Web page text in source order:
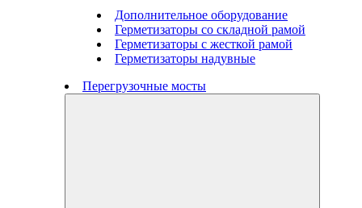
Дополнительное оборудование
Герметизаторы со складной рамой
Герметизаторы с жесткой рамой
Герметизаторы надувные
Перегрузочные мосты